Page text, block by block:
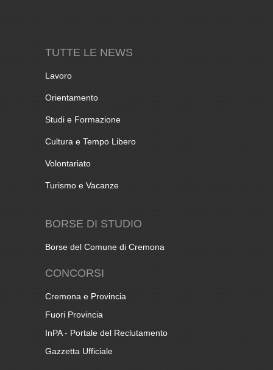
TUTTE LE NEWS
Lavoro
Orientamento
Studi e Formazione
Cultura e Tempo Libero
Volontariato
Turismo e Vacanze
BORSE DI STUDIO
Borse del Comune di Cremona
CONCORSI
Cremona e Provincia
Fuori Provincia
InPA - Portale del Reclutamento
Gazzetta Ufficiale